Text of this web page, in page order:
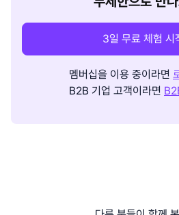
3일 무료 체험 시
멤버십을 이용 중이라면
B2B 기업 고객이라면